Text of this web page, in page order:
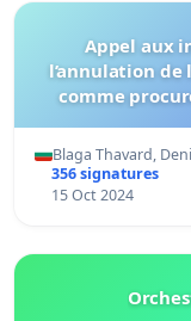
Appel aux
l’annulation
comme
Blaga Thavard,
356 signatures
15 Oct 2024